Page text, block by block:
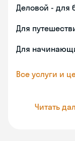
Деловой - для
Для
Для
Все услуги и
Читать